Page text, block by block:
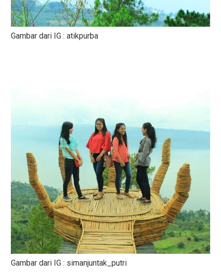
Gambar dari IG : atikpurba
Gambar dari IG : simanjuntak_putri